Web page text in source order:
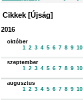
Cikkek [Újság]
2016
október
1 2 3 4 5 6 7 8 9 10
szeptember
1 2 3 4 5 6 7 8 9 10
augusztus
1 2 3 4 5 6 7 8 9 10